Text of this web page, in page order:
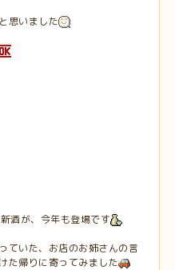
思いました
新酒が、今年も登場です
ていた、お店のお姉さんの言
た帰りに寄ってみました